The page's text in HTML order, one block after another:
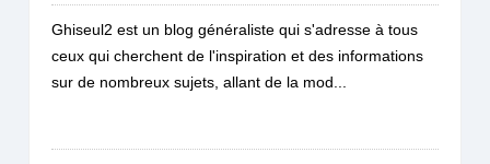
Ghiseul2 est un blog généraliste qui s'adresse à tous
ceux qui cherchent de l'inspiration et des informations
sur de nombreux sujets, allant de la mod...